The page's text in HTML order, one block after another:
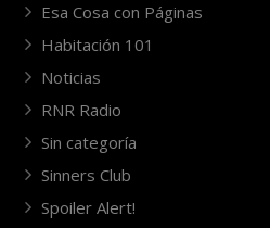
Esa Cosa con Páginas
Habitación 101
Noticias
RNR Radio
Sin categoría
Sinners Club
Spoiler Alert!